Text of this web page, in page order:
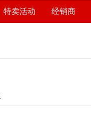
特卖活动 经销商